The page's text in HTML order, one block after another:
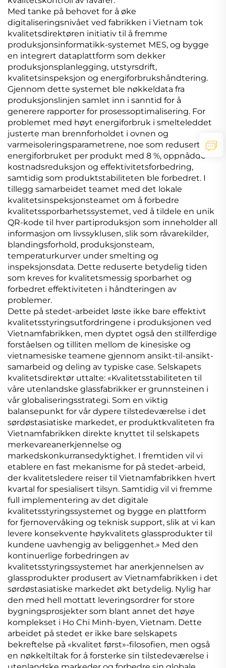
Med tanke på behovet for å øke
digitaliseringsnivået ved fabrikken i Vietnam tok
kvalitetsdirektøren initiativ til å fremme
produksjonsinformatikk-systemet MES, og bygge
en integrert dataplattform som dekker
produksjonsplanlegging, utstyrsdrift,
kvalitetsinspeksjon og energiforbrukshåndtering.
Gjennom dette systemet ble nøkkeldata fra
produksjonslinjen samlet inn i sanntid for å
generere rapporter for prosessoptimalisering. For
problemet med høyt energiforbruk i smelteleddet
justerte man brennforholdet i ovnen og
varmeisoleringsparametrene, noe som reduserte
energiforbruket per produkt med 8 %, oppnådde
kostnadsreduksjon og effektivitetsforbedring,
samtidig som produktstabiliteten ble forbedret. I
tillegg samarbeidet teamet med det lokale
kvalitetsinspeksjonsteamet om å forbedre
kvalitetssporbarhetssystemet, ved å tildele en unik
QR-kode til hver partiproduksjon som inneholder all
informasjon om livssyklusen, slik som råvarekilder,
blandingsforhold, produksjonsteam,
temperaturkurver under smelting og
inspeksjonsdata. Dette reduserte betydelig tiden
som kreves for kvalitetsmessig sporbarhet og
forbedret effektiviteten i håndteringen av
problemer.
Dette på stedet-arbeidet løste ikke bare effektivt
kvalitetsstyringsutfordringene i produksjonen ved
Vietnamfabrikken, men dyptet også den stillferdige
forståelsen og tilliten mellom de kinesiske og
vietnamesiske teamene gjennom ansikt-til-ansikt-
samarbeid og deling av typiske case. Selskapets
kvalitetsdirektør uttalte: «Kvalitetsstabiliteten til
våre utenlandske glassfabrikker er grunnsteinen i
vår globaliseringsstrategi. Som en viktig
balansepunkt for vår dypere tilstedeværelse i det
sørdøstasiatiske markedet, er produktkvaliteten fra
Vietnamfabrikken direkte knyttet til selskapets
merkevareanerkjennelse og
markedskonkurransedyktighet. I fremtiden vil vi
etablere en fast mekanisme for på stedet-arbeid,
der kvalitetsledere reiser til Vietnamfabrikken hvert
kvartal for spesialisert tilsyn. Samtidig vil vi fremme
full implementering av det digitale
kvalitetsstyringssystemet og bygge en plattform
for fjernovervåking og teknisk support, slik at vi kan
levere konsekvente høykvalitets glassprodukter til
kundene uavhengig av beliggenhet.» Med den
kontinuerlige forbedringen av
kvalitetsstyringssystemet har anerkjennelsen av
glassprodukter produsert av Vietnamfabrikken i det
sørdøstasiatiske markedet økt betydelig. Nylig har
den med hell mottatt leveringsordrer for store
bygningsprosjekter som blant annet det høye
komplekset i Ho Chi Minh-byen, Vietnam. Dette
arbeidet på stedet er ikke bare selskapets
bekreftelse på «kvalitet først»-filosofien, men også
en nøkkeltiltak for å forsterke sin tilstedeværelse i